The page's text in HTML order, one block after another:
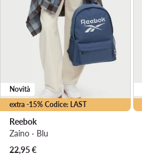
extra -15% Codice: LAST
Novità
Reebok
Zaino · Blu
22,95€